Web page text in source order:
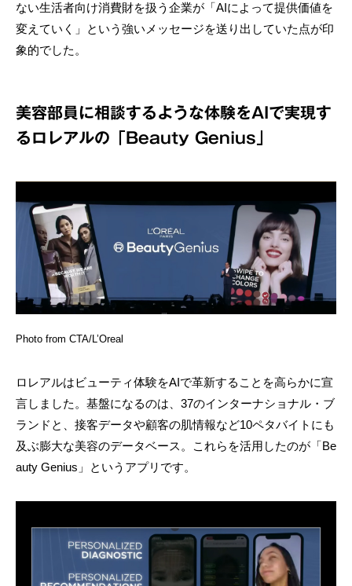
ない生活者向け消費財を扱う企業が「AIによって提供価値を
変えていく」という強いメッセージを送り出していた点が印
象的でした。
美容部員に相談するような体験をAIで実現す
るロレアルの「Beauty Genius」
Photo from CTA/L’Oreal
ロレアルはビューティ体験をAIで革新することを高らかに宣
言しました。基盤になるのは、37のインターナショナル・ブ
ランドと、接客データや顧客の肌情報など10ペタバイトにも
及ぶ膨大な美容のデータベース。これらを活用したのが「Be
auty Genius」というアプリです。